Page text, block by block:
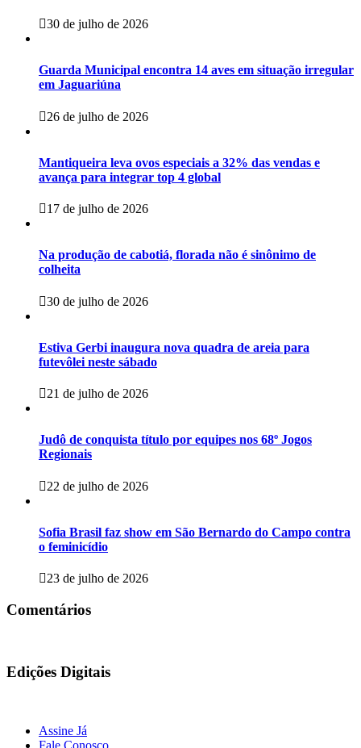
30 de julho de 2026
Guarda Municipal encontra 14 aves em situação irregular
em Jaguariúna
26 de julho de 2026
Mantiqueira leva ovos especiais a 32% das vendas e
avança para integrar top 4 global
17 de julho de 2026
Na produção de cabotiá, florada não é sinônimo de
colheita
30 de julho de 2026
Estiva Gerbi inaugura nova quadra de areia para
futevôlei neste sábado
21 de julho de 2026
Judô de conquista título por equipes nos 68º Jogos
Regionais
22 de julho de 2026
Sofia Brasil faz show em São Bernardo do Campo contra
o feminicídio
23 de julho de 2026
Comentários
Edições Digitais
Assine Já
Fale Conosco